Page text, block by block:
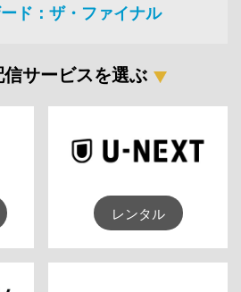
ド：ザ・ファイナル
サービスを選ぶ
レンタル